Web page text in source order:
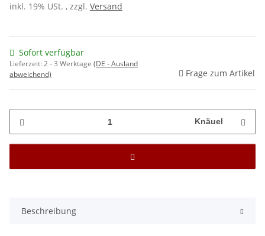
inkl. 19% USt. , zzgl. Versand
Sofort verfügbar
Lieferzeit:2 - 3 Werktage (DE - Ausland
abweichend)
Frage zum Artikel
Knäuel
Beschreibung